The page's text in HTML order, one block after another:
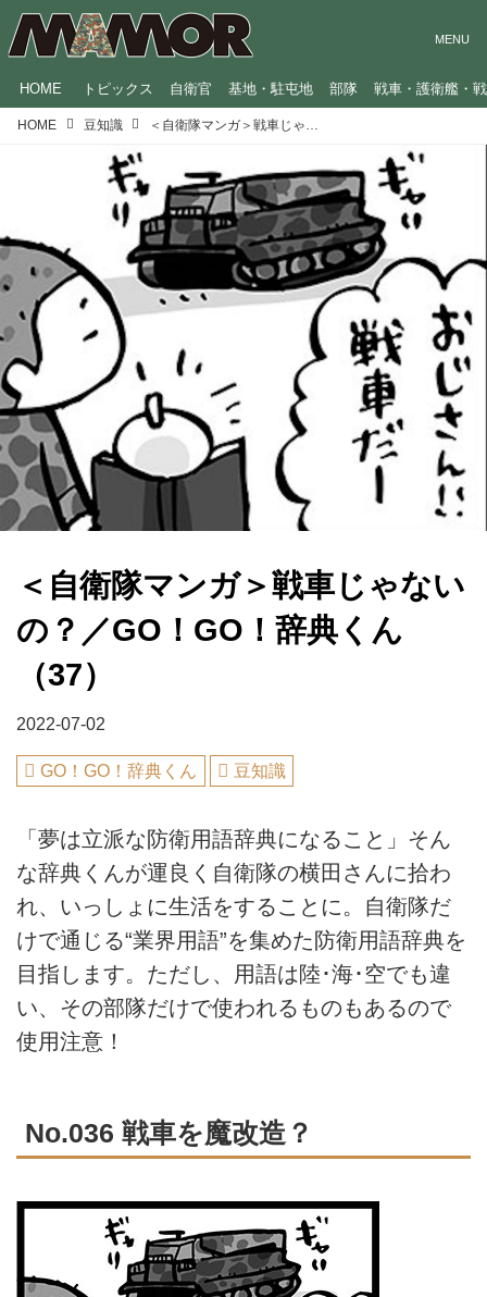
HOME トピックス 自衛官 基地・駐屯地 部隊 戦車・護衛艦・
HOME 豆知識
＜自衛隊マンガ＞戦車じゃない
の？／GO！GO！辞典くん
（37）
2022-07-02
GO！GO！辞典くん 豆知識
「夢は立派な防衛用語辞典になること」そん
な辞典くんが運良く自衛隊の横田さんに拾わ
れ、いっしょに生活をすることに。自衛隊だ
けで通じる“業界用語”を集めた防衛用語辞典を
目指します。ただし、用語は陸･海･空でも違
い、その部隊だけで使われるものもあるので
使用注意！
No.036 戦車を魔改造？